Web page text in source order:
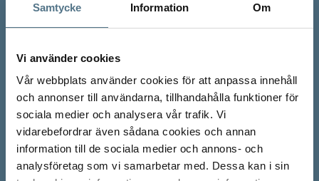
Samtycke Information Om
Vi använder cookies
Vår webbplats använder cookies för att anpassa innehåll
och annonser till användarna, tillhandahålla funktioner för
sociala medier och analysera vår trafik. Vi
vidarebefordrar även sådana cookies och annan
information till de sociala medier och annons- och
analysföretag som vi samarbetar med. Dessa kan i sin